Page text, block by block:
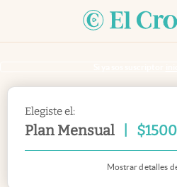
Elegiste el:
Plan Mensual $1500
Mostrar detalles